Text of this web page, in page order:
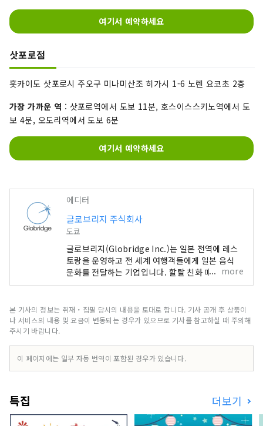
여기서 예약하세요
삿포로점
홋카이도 삿포로시 주오구 미나미산조 히가시 1-6 노렌 요코초 2층
가장 가까운 역 : 삿포로역에서 도보 11분, 호스이스스키노역에서 도
보 4분, 오도리역에서 도보 6분
여기서 예약하세요
에디터
글로브리지 주식회사
도쿄
글로브리지(Globridge Inc.)는 일본 전역에 레스
토랑을 운영하고 전 세계 여행객들에게 일본 음식
문화를 전달하는 기업입니다. 할랄 친화 매장을 운
영하고 다국어 지원을 제공하여 많은 사람들이 안심
러운 미식 경험을 즐길 수 있도록 합니다. 이 계정에
서는 글로브리지가 운영하는 레스토랑 정보와 일본
들어 줄 "맛있는 경험"을 공유합니다.
more
본 기사의 정보는 취재・집필 당시의 내용을 토대로 합니다. 기사 공개 후 상품이
나 서비스의 내용 및 요금이 변동되는 경우가 있으므로 기사를 참고하실 때 주의해
주시기 바랍니다.
이 페이지에는 일부 자동 번역이 포함된 경우가 있습니다.
특집 더보기